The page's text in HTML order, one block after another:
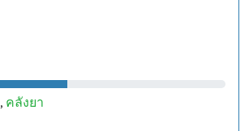
, คลังยา